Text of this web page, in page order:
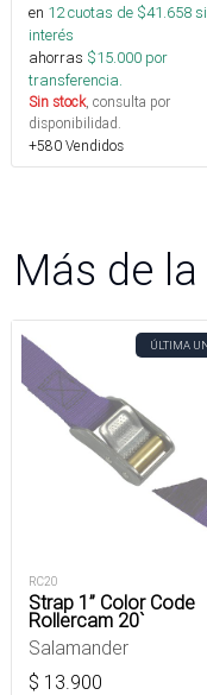
en 12cuotas de $41.658
interés
ahorras $15.000 por
transferencia.
Sin stock, consulta por
disponibilidad.
+580 Vendidos
Más de
ÚLTIMA
RC20
Strap 1” Color Code
Rollercam 20`
Salamander
$ 13.900